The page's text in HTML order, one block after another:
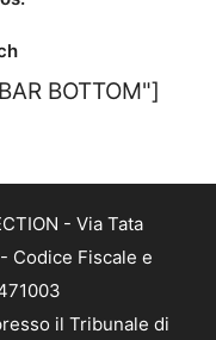
BOTTOM"]
- Via Tata
Codice Fiscale e
il Tribunale di